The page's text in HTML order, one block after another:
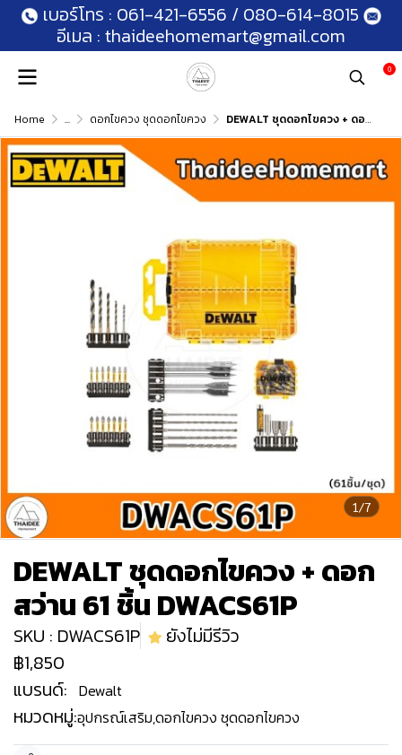
เบอร์โทร : 061-421-6556 / 080-614-8015
อีเมล : thaideehomemart@gmail.com
0
Home ... ดอกไขควง ชุดดอกไขควง DEWALT ชุดดอกไขควง + ดอกสว่าน 61 ชิ้น DWACS61P
1/7
DEWALT ชุดดอกไขควง + ดอก
สว่าน 61 ชิ้น DWACS61P
SKU : DWACS61P
ยังไม่มีรีวิว
฿1,850
แบรนด์: Dewalt
หมวดหมู่:อุปกรณ์เสริม,ดอกไขควง ชุดดอกไขควง